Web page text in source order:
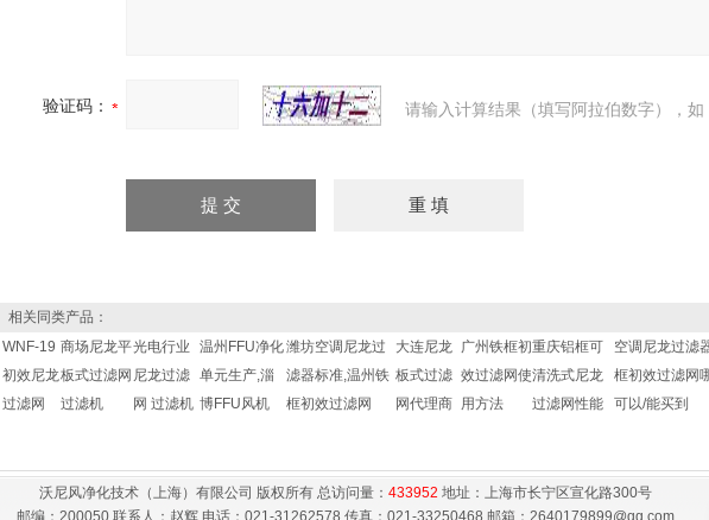
验证码： 请输入计算结果（填写阿拉伯数字），如
相关同类产品：
WNF-19
初效尼龙
过滤网
商场尼龙平
板式过滤网
过滤机
光电行业
尼龙过滤
网 过滤机
温州FFU净化
单元生产,淄
博FFU风机
潍坊空调尼龙过
滤器标准,温州铁
框初效过滤网
大连尼龙
板式过滤
网代理商
广州铁框初
效过滤网使
用方法
重庆铝框可
清洗式尼龙
过滤网性能
空调尼龙过滤
框初效过滤网
可以/能买到
沃尼风净化技术（上海）有限公司 版权所有 总访问量： 433952 地址：上海市长宁区宣化路300号
邮编：200050 联系人：赵辉 电话：021-31262578 传真：021-33250468 邮箱： 2640179899@qq.com